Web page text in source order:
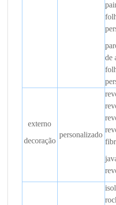
de
externo
decoração
personalizado